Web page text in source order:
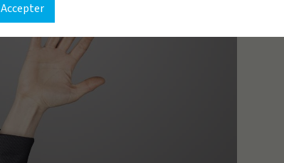
Accepter